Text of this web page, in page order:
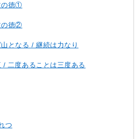
の徳①
の徳②
となる / 継続は力なり
/ 二度あることは三度ある
つ